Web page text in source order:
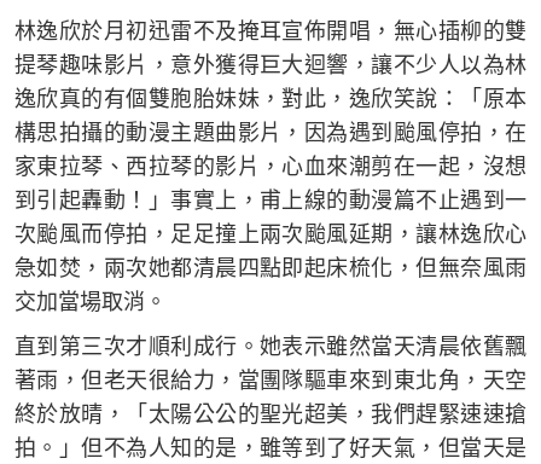
林逸欣於月初迅雷不及掩耳宣佈開唱，無心插柳的雙
提琴趣味影片，意外獲得巨大迴響，讓不少人以為林
逸欣真的有個雙胞胎妹妹，對此，逸欣笑說：「原本
構思拍攝的動漫主題曲影片，因為遇到颱風停拍，在
家東拉琴、西拉琴的影片，心血來潮剪在一起，沒想
到引起轟動！」事實上，甫上線的動漫篇不止遇到一
次颱風而停拍，足足撞上兩次颱風延期，讓林逸欣心
急如焚，兩次她都清晨四點即起床梳化，但無奈風雨
交加當場取消。
直到第三次才順利成行。她表示雖然當天清晨依舊飄
著雨，但老天很給力，當團隊驅車來到東北角，天空
終於放晴，「太陽公公的聖光超美，我們趕緊速速搶
拍。」但不為人知的是，雖等到了好天氣，但當天是